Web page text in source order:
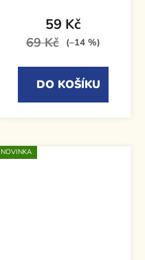
59 Kč
69 Kč (–14 %)
DO KOŠÍKU
NOVINKA